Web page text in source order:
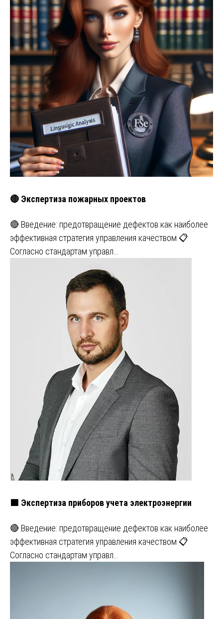
🔴 Экспертиза пожарных проектов
🔴 Введение: предотвращение дефектов как наиболее
эффективная стратегия управления качеством 📋
Согласно стандартам управл…
🟩 Экспертиза приборов учета электроэнергии
🔴 Введение: предотвращение дефектов как наиболее
эффективная стратегия управления качеством 📋
Согласно стандартам управл…